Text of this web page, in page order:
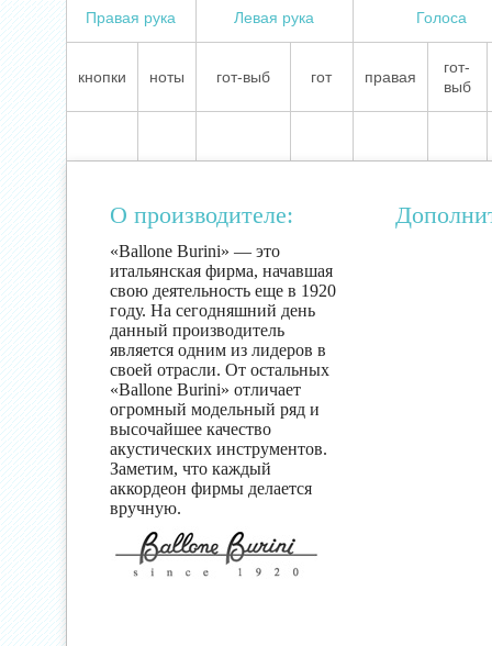
Правая рука Левая рука Голоса
кнопки ноты гот-выб гот правая
гот-
выб
О производителе:
«Ballone Burini» — это
итальянская фирма, начавшая
свою деятельность еще в 1920
году. На сегодняшний день
данный производитель
является одним из лидеров в
своей отрасли. От остальных
«Ballone Burini» отличает
огромный модельный ряд и
высочайшее качество
акустических инструментов.
Заметим, что каждый
аккордеон фирмы делается
вручную.